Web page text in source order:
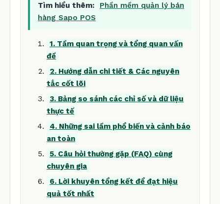
Tìm hiểu thêm:
Phần mềm quản lý bán
hàng Sapo POS
1. Tầm quan trọng và tổng quan vấn
đề
2. Hướng dẫn chi tiết & Các nguyên
tắc cốt lõi
3. Bảng so sánh các chỉ số và dữ liệu
thực tế
4. Những sai lầm phổ biến và cảnh báo
an toàn
5. Câu hỏi thường gặp (FAQ) cùng
chuyên gia
6. Lời khuyên tổng kết để đạt hiệu
quả tốt nhất